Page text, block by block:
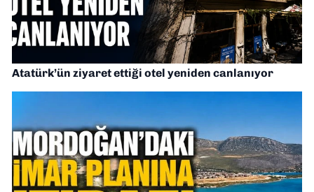
Atatürk’ün ziyaret ettiği otel yeniden canlanıyor